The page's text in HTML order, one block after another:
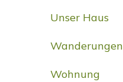
Unser Haus
Wanderungen
Wohnung